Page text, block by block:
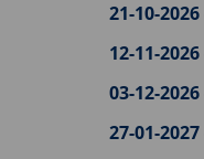
21-10-2026
12-11-2026
03-12-2026
27-01-2027